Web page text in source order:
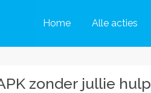
Home Alle acties
zonder jullie hulp